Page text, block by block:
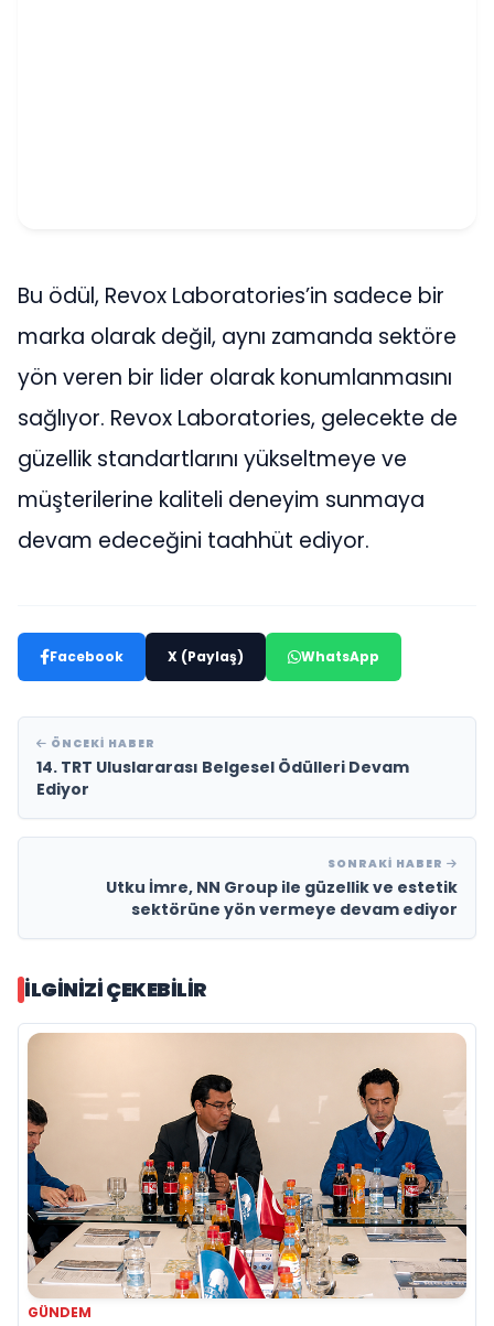
Bu ödül, Revox Laboratories’in sadece bir
marka olarak değil, aynı zamanda sektöre
yön veren bir lider olarak konumlanmasını
sağlıyor. Revox Laboratories, gelecekte de
güzellik standartlarını yükseltmeye ve
müşterilerine kaliteli deneyim sunmaya
devam edeceğini taahhüt ediyor.
Facebook X (Paylaş) WhatsApp
ÖNCEKI HABER
14. TRT Uluslararası Belgesel Ödülleri Devam
Ediyor
SONRAKI HABER
Utku İmre, NN Group ile güzellik ve estetik
sektörüne yön vermeye devam ediyor
İLGINIZI ÇEKEBILIR
GÜNDEM